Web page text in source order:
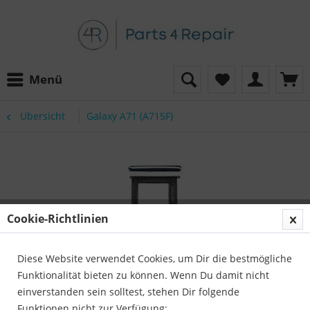
Menü
Übersicht Galaxy A71 (A715F)
Cookie-Richtlinien
Diese Website verwendet Cookies, um Dir die bestmögliche
Funktionalität bieten zu können. Wenn Du damit nicht
einverstanden sein solltest, stehen Dir folgende